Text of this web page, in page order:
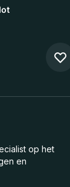
op het
en